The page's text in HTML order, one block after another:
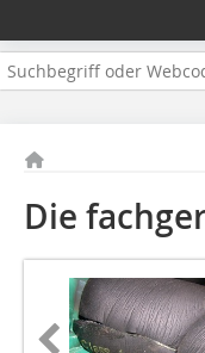
Die